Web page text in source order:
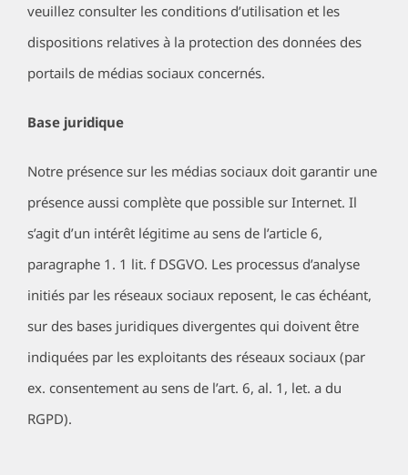
veuillez consulter les conditions d’utilisation et les
dispositions relatives à la protection des données des
portails de médias sociaux concernés.
Base juridique
Notre présence sur les médias sociaux doit garantir une
présence aussi complète que possible sur Internet. Il
s’agit d’un intérêt légitime au sens de l’article 6,
paragraphe 1. 1 lit. f DSGVO. Les processus d’analyse
initiés par les réseaux sociaux reposent, le cas échéant,
sur des bases juridiques divergentes qui doivent être
indiquées par les exploitants des réseaux sociaux (par
ex. consentement au sens de l’art. 6, al. 1, let. a du
RGPD).